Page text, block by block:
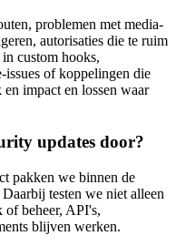
problemen met media-
autorisaties die te ruim
custom hooks,
issues of koppelingen die
impact en lossen waar
updates door?
pakken we binnen de
testen we niet alleen
of beheer, API's,
blijven werken.